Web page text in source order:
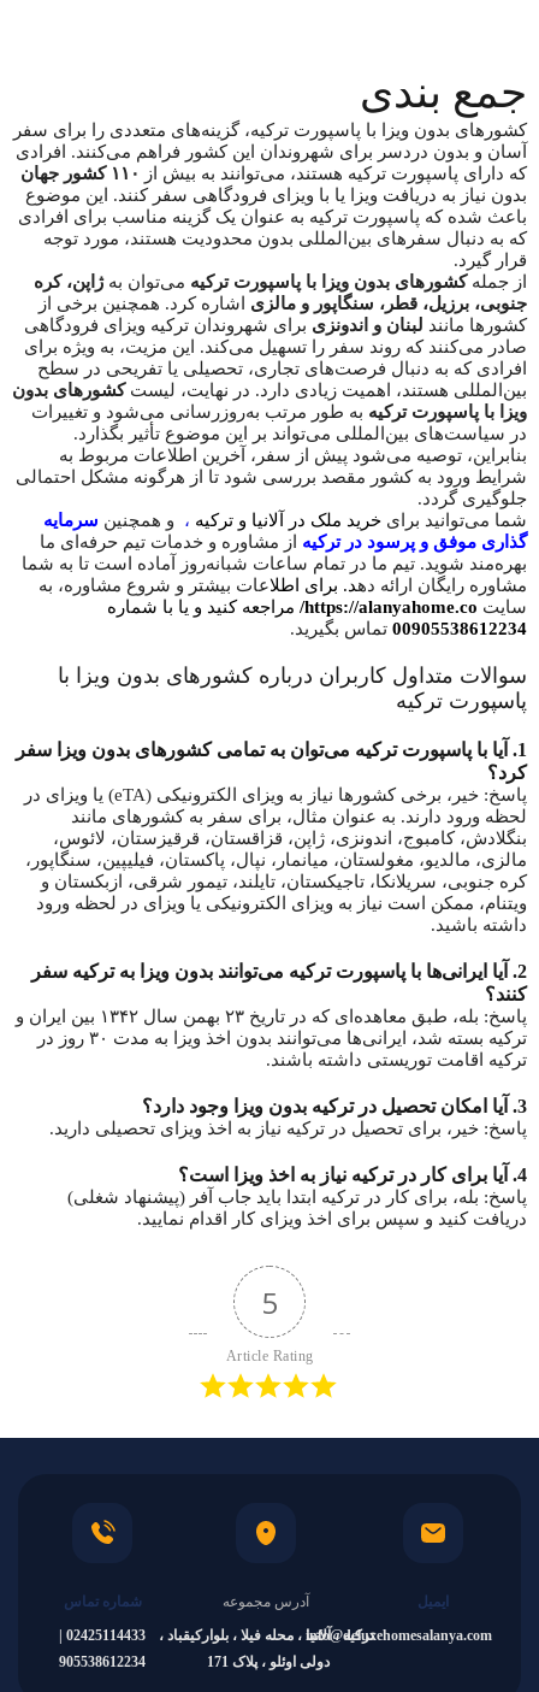
جمع بندی
کشورهای بدون ویزا با پاسپورت ترکیه، گزینه‌های متعددی را برای سفر
آسان و بدون دردسر برای شهروندان این کشور فراهم می‌کنند. افرادی
که دارای پاسپورت ترکیه هستند، می‌توانند به بیش از
۱۱۰ کشور جهان
بدون نیاز به دریافت ویزا یا با ویزای فرودگاهی سفر کنند. این موضوع
باعث شده که پاسپورت ترکیه به عنوان یک گزینه مناسب برای افرادی
که به دنبال سفرهای بین‌المللی بدون محدودیت هستند، مورد توجه
قرار گیرد.
از جملهکشورهای بدون ویزا با پاسپورت ترکیه می‌توان بهژاپن، کره
جنوبی، برزیل، قطر، سنگاپور و مالزی اشاره کرد. همچنین برخی از
کشورها مانند لبنان و اندونزی برای شهروندان ترکیه ویزای فرودگاهی
صادر می‌کنند که روند سفر را تسهیل می‌کند. این مزیت، به ویژه برای
افرادی که به دنبال فرصت‌های تجاری، تحصیلی یا تفریحی در سطح
بین‌المللی هستند، اهمیت زیادی دارد. در نهایت، لیستکشورهای بدون
ویزا با پاسپورت ترکیه به طور مرتب به‌روزرسانی می‌شود و تغییرات
در سیاست‌های بین‌المللی می‌تواند بر این موضوع تأثیر بگذارد.
بنابراین، توصیه می‌شود پیش از سفر، آخرین اطلاعات مربوط به
شرایط ورود به کشور مقصد بررسی شود تا از هرگونه مشکل احتمالی
جلوگیری گردد.
شما می‌توانید برای خرید ملک در آلانیا و ترکیه ، و همچنین سرمایه
گذاری موفق و پرسود در ترکیه از مشاوره و خدمات تیم حرفه‌ای ما
بهره‌مند شوید. تیم ما در تمام ساعات شبانه‌روز آماده است تا به شما
مشاوره رایگان ارائه دهد. برای اطلاعات بیشتر و شروع مشاوره، به
سایت https://alanyahome.co/ مراجعه کنید و یا با شماره
00905538612234 تماس بگیرید.
سوالات متداول کاربران درباره کشورهای بدون ویزا با
پاسپورت ترکیه
1.
آیا با پاسپورت ترکیه می‌توان به تمامی کشورهای بدون ویزا سفر
کرد؟
پاسخ: خیر، برخی کشورها نیاز به ویزای الکترونیکی (eTA) یا ویزای در
لحظه ورود دارند. به عنوان مثال، برای سفر به کشورهای مانند
بنگلادش، کامبوج، اندونزی، ژاپن، قزاقستان، قرقیزستان، لائوس،
مالزی، مالدیو، مغولستان، میانمار، نپال، پاکستان، فیلیپین، سنگاپور،
کره جنوبی، سریلانکا، تاجیکستان، تایلند، تیمور شرقی، ازبکستان و
ویتنام، ممکن است نیاز به ویزای الکترونیکی یا ویزای در لحظه ورود
داشته باشید.
2.
آیا ایرانی‌ها با پاسپورت ترکیه می‌توانند بدون ویزا به ترکیه سفر
کنند؟
پاسخ: بله، طبق معاهده‌ای که در تاریخ ۲۳ بهمن سال ۱۳۴۲ بین ایران و
ترکیه بسته شد، ایرانی‌ها می‌توانند بدون اخذ ویزا به مدت ۳۰ روز در
ترکیه اقامت توریستی داشته باشند.
3. آیا امکان تحصیل در ترکیه بدون ویزا وجود دارد؟
پاسخ: خیر، برای تحصیل در ترکیه نیاز به اخذ ویزای تحصیلی دارید.
4. آیا برای کار در ترکیه نیاز به اخذ ویزا است؟
پاسخ: بله، برای کار در ترکیه ابتدا باید جاب آفر (پیشنهاد شغلی)
دریافت کنید و سپس برای اخذ ویزای کار اقدام نمایید.
5
Article Rating
شماره تماس
02425114433 |
905538612234
آدرس مجموعه
ترکیه ، آلانیا ، محله فیلا ، بلوارکیقباد ،
دولی اوئلو ، پلاک 171
ایمیل
info@deluxehomesalanya.com